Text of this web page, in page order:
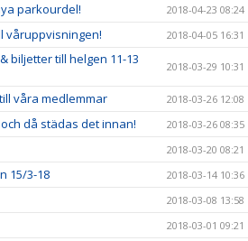
parkourdel! 2018-04-23 08:24
våruppvisningen! 2018-04-05 16:31
biljetter till helgen 11-13
2018-03-29 10:31
våra medlemmar 2018-03-26 12:08
då städas det innan!
2018-03-26 08:35
2018-03-20 08:21
15/3-18 2018-03-14 10:36
2018-03-08 13:58
2018-03-01 09:21